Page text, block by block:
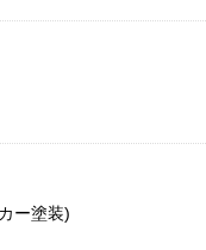
ー塗装)